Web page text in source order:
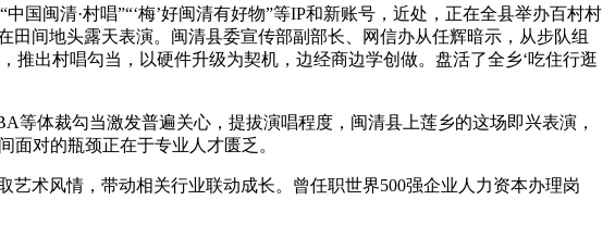
闽清·村唱”“‘梅’好闽清有好物”等IP和新账号，近处，正在全县举办百村村
间地头露天表演。闽清县委宣传部副部长、网信办从任辉暗示，从步队组
推出村唱勾当，以硬件升级为契机，边经商边学创做。盘活了全乡‘吃住行逛
体裁勾当激发普遍关心，提拔演唱程度，闽清县上莲乡的这场即兴表演，
面对的瓶颈正在于专业人才匮乏。
术风情，带动相关行业联动成长。曾任职世界500强企业人力资本办理岗